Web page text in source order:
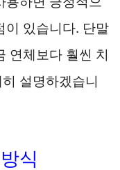
이 있습니다. 단말
연체보다 훨씬 치
설명하겠습니
식